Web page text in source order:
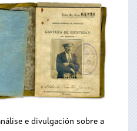
e divulgación sobre a